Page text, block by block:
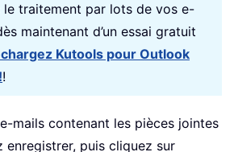
traitement par lots de vos e-
maintenant d’un essai gratuit
Kutools pour Outlook
!
mails contenant les pièces jointes
enregistrer, puis cliquez sur